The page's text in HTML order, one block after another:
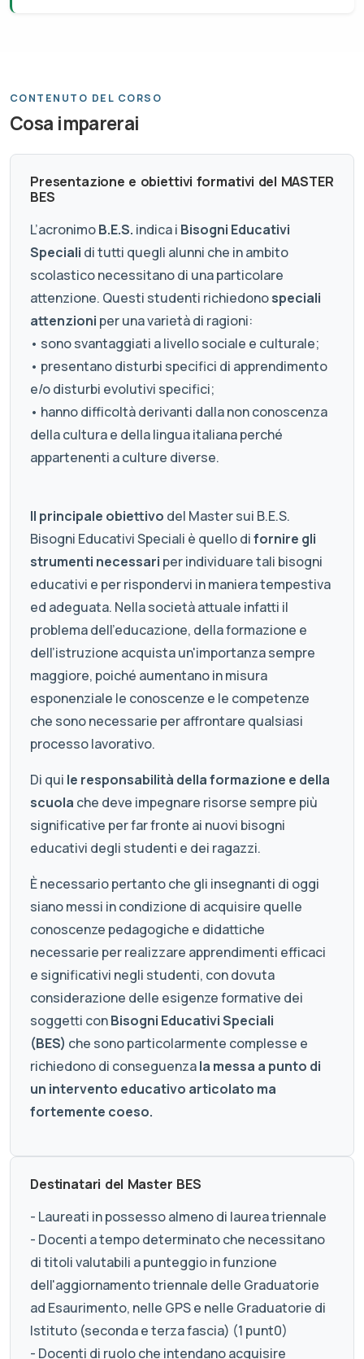
CONTENUTO DEL CORSO
Cosa imparerai
Presentazione e obiettivi formativi del MASTER
BES
L’acronimoB.E.S. indica i Bisogni Educativi
Speciali di tutti quegli alunni che in ambito
scolastico necessitano di una particolare
attenzione. Questi studenti richiedonospeciali
attenzioni per una varietà di ragioni:
• sono svantaggiati a livello sociale e culturale;
• presentano disturbi specifici di apprendimento
e/o disturbi evolutivi specifici;
• hanno difficoltà derivanti dalla non conoscenza
della cultura e della lingua italiana perché
appartenenti a culture diverse.
Il principale obiettivo del Master sui B.E.S.
Bisogni Educativi Speciali è quello difornire gli
strumenti necessari per individuare tali bisogni
educativi e per rispondervi in maniera tempestiva
ed adeguata. Nella società attuale infatti il
problema dell’educazione, della formazione e
dell’istruzione acquista un'importanza sempre
maggiore, poiché aumentano in misura
esponenziale le conoscenze e le competenze
che sono necessarie per affrontare qualsiasi
processo lavorativo.
Di qui le responsabilità della formazione e della
scuola che deve impegnare risorse sempre più
significative per far fronte ai nuovi bisogni
educativi degli studenti e dei ragazzi.
È necessario pertanto che gli insegnanti di oggi
siano messi in condizione di acquisire quelle
conoscenze pedagogiche e didattiche
necessarie per realizzare apprendimenti efficaci
e significativi negli studenti, con dovuta
considerazione delle esigenze formative dei
soggetti conBisogni Educativi Speciali
(BES) che sono particolarmente complesse e
richiedono di conseguenzala messa a punto di
un intervento educativo articolato ma
fortemente coeso.
Destinatari del Master BES
- Laureati in possesso almeno di laurea triennale
- Docenti a tempo determinato che necessitano
di titoli valutabili a punteggio in funzione
dell'aggiornamento triennale delle Graduatorie
ad Esaurimento, nelle GPS e nelle Graduatorie di
Istituto (seconda e terza fascia) (1 punt0)
- Docenti di ruolo che intendano acquisire